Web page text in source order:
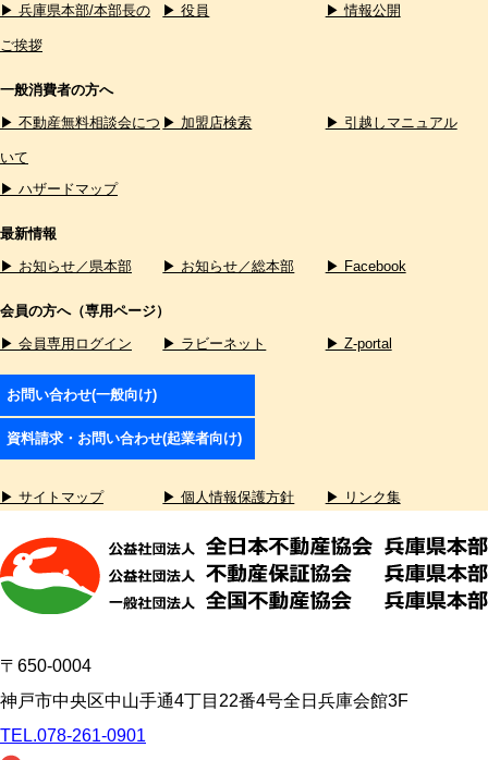
▶ 兵庫県本部/本部長の
ご挨拶
▶ 役員 ▶ 情報公開
一般消費者の方へ
▶ 不動産無料相談会につ
いて
▶ 加盟店検索 ▶ 引越しマニュアル
▶ ハザードマップ
最新情報
▶ お知らせ／県本部
▶ お知らせ／総本部 ▶ Facebook
会員の方へ（専用ページ）
▶ 会員専用ログイン
▶ ラビーネット ▶ Z-portal
お問い合わせ(一般向け)
資料請求・お問い合わせ(起業者向け)
▶ サイトマップ ▶ 個人情報保護方針 ▶ リンク集
〒650-0004
神戸市中央区中山手通4丁目22番4号全日兵庫会館3F
TEL.078-261-0901